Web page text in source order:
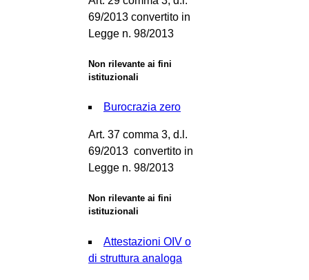
69/2013 convertito in
Legge n. 98/2013
Non rilevante ai fini
istituzionali
Burocrazia zero
Art. 37 comma 3, d.l.
69/2013 convertito in
Legge n. 98/2013
Non rilevante ai fini
istituzionali
Attestazioni OIV o
di struttura analoga